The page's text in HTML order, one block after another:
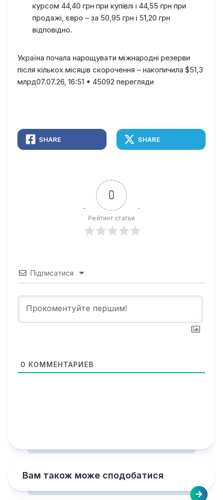
курсом 44,40 грн при купівлі і 44,55 грн при
продажі, євро – за 50,95 грн і 51,20 грн
відповідно.
Україна почала нарощувати міжнародні резерви
після кількох місяців скорочення – накопичила $51,3
млрд07.07.26, 16:51 • 45092 перегляди
SHARE SHARE
0
Рейтинг статьи
Підписатися
0 КОММЕНТАРИЕВ
Вам також може сподобатися